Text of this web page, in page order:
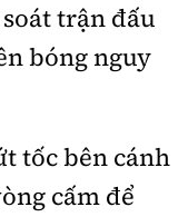
trận đấu
bóng nguy
tốc bên cánh
cấm để